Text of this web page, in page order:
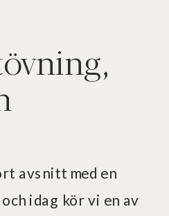
avsnitt med en
idag kör vi en av